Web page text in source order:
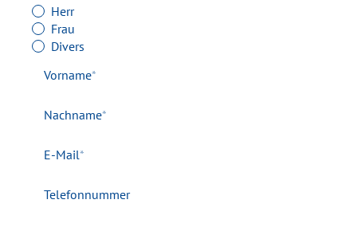
Anrede
Herr
Frau
Divers
Pflichtfeld
Vorname*
Pflichtfeld
Nachname*
Pflichtfeld
E-Mail*
Telefonnummer